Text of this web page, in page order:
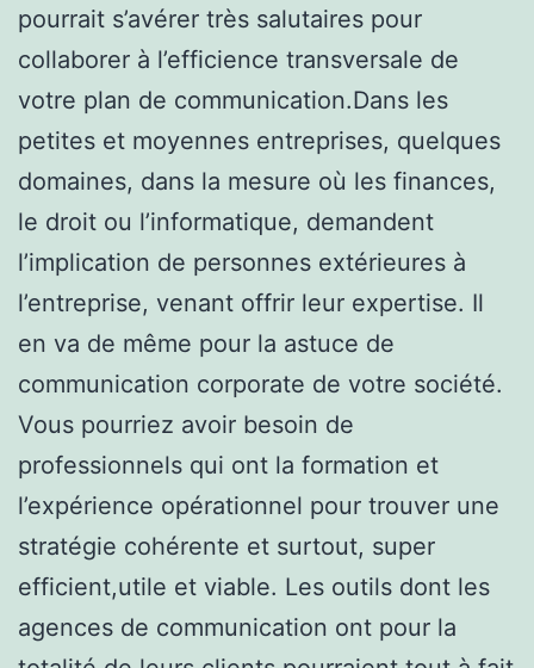
pourrait s’avérer très salutaires pour
collaborer à l’efficience transversale de
votre plan de communication.Dans les
petites et moyennes entreprises, quelques
domaines, dans la mesure où les finances,
le droit ou l’informatique, demandent
l’implication de personnes extérieures à
l’entreprise, venant offrir leur expertise. Il
en va de même pour la astuce de
communication corporate de votre société.
Vous pourriez avoir besoin de
professionnels qui ont la formation et
l’expérience opérationnel pour trouver une
stratégie cohérente et surtout, super
efficient,utile et viable. Les outils dont les
agences de communication ont pour la